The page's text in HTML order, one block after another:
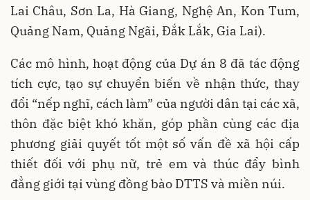
Lai Châu, Sơn La, Hà Giang, Nghệ An, Kon Tum,
Quảng Nam, Quảng Ngãi, Đắk Lắk, Gia Lai).
Các mô hình, hoạt động của Dự án 8 đã tác động
tích cực, tạo sự chuyển biến về nhận thức, thay
đổi “nếp nghĩ, cách làm” của người dân tại các xã,
thôn đặc biệt khó khăn, góp phần cùng các địa
phương giải quyết tốt một số vấn đề xã hội cấp
thiết đối với phụ nữ, trẻ em và thúc đẩy bình
đẳng giới tại vùng đồng bào DTTS và miền núi.